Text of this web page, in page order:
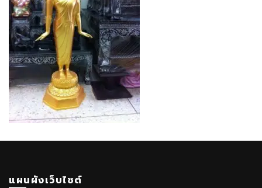
แผนผังเว็บไซต์